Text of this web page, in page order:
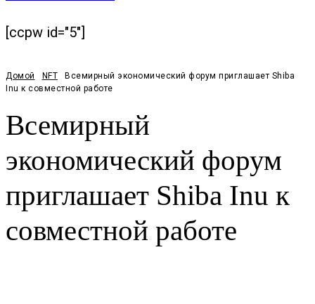
[ccpw id="5"]
Домой NFT
Всемирный экономический форум приглашает Shiba
Inu к совместной работе
Всемирный
экономический форум
приглашает Shiba Inu к
совместной работе